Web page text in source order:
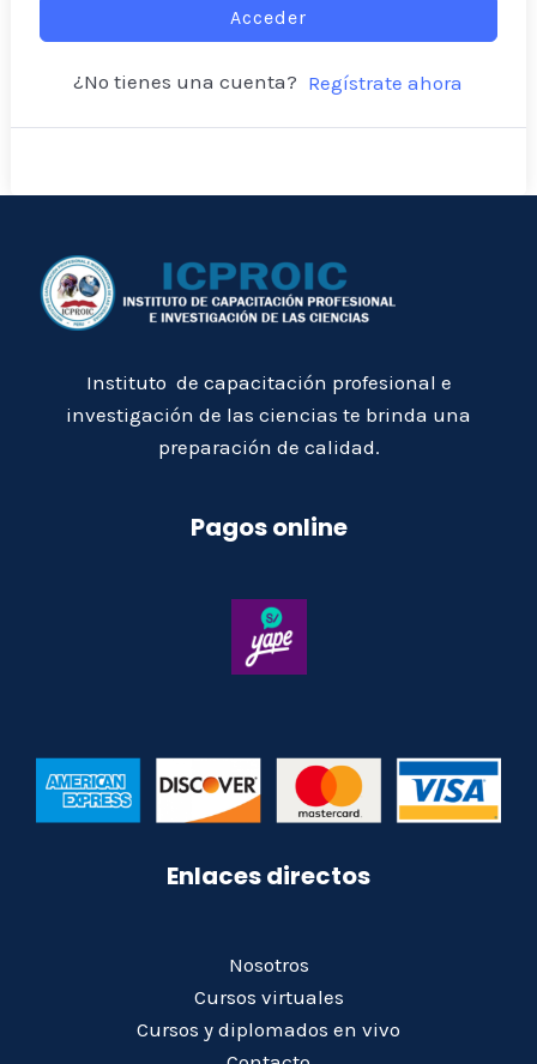
Acceder
¿No tienes una cuenta? Regístrate ahora
Instituto de capacitación profesional e
investigación de las ciencias te brinda una
preparación de calidad.
Pagos online
Enlaces directos
Nosotros
Cursos virtuales
Cursos y diplomados en vivo